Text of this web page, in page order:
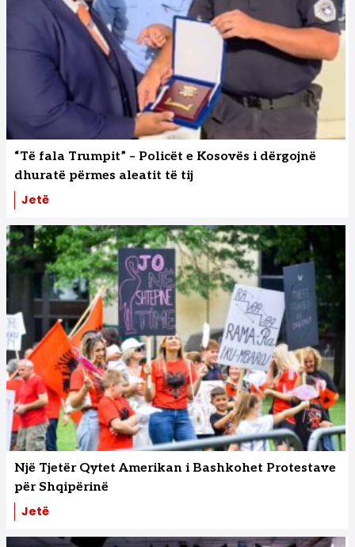
“Të fala Trumpit” – Policët e Kosovës i dërgojnë
dhuratë përmes aleatit të tij
Jetë
Një Tjetër Qytet Amerikan i Bashkohet Protestave
për Shqipërinë
Jetë